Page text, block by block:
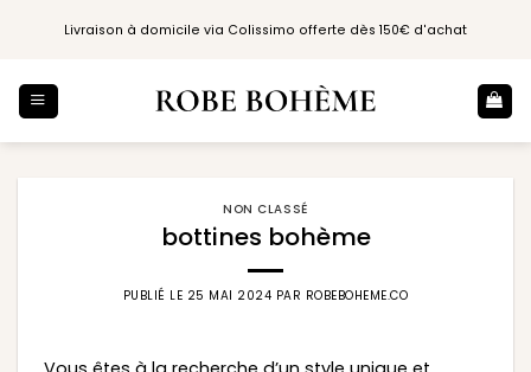
Livraison à domicile via Colissimo offerte dès 150€ d'achat
NON CLASSÉ
bottines bohème
PUBLIÉ LE 25 MAI 2024 PAR ROBEBOHEME.CO